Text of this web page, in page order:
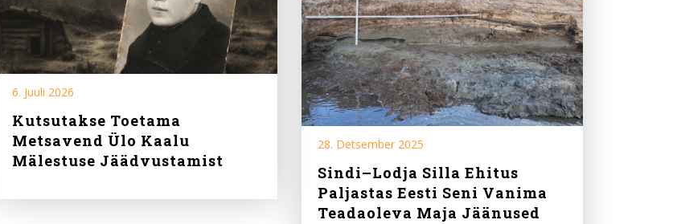
6. Juuli 2026
Kutsutakse Toetama
Metsavend Ülo Kaalu
Mälestuse Jäädvustamist
28. Detsember 2025
Sindi–Lodja Silla Ehitus
Paljastas Eesti Seni Vanima
Teadaoleva Maja Jäänused